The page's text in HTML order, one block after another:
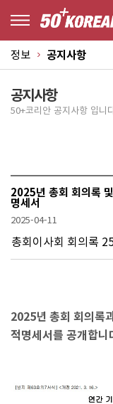
정보 공지사항
공지사항
50+코리안 공지사항 입니
2025년 총회 회의록
명세서
2025-04-11
총회이사회 회의록
​2025년 총회 회의록
적명세서를 공개합니